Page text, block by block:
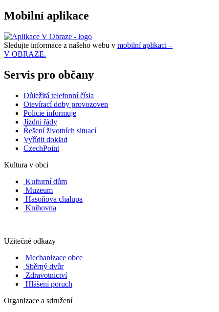
Mobilní aplikace
Sledujte informace z našeho webu v mobilní aplikaci –
V OBRAZE.
Servis pro občany
Důležitá telefonní čísla
Otevírací doby provozoven
Policie informuje
Jízdní řády
Řešení životních situací
Vyřídit doklad
CzechPoint
Kultura v obci
Kulturní dům
Muzeum
Hasoňova chalupa
Knihovna
Užitečné odkazy
Mechanizace obce
Sběrný dvůr
Zdravotnictví
Hlášení poruch
Organizace a sdružení